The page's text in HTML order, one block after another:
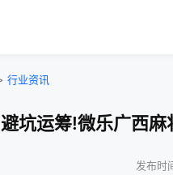
行业资讯
避坑运筹!微乐广西
发布时